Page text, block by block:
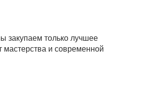
закупаем только лучшее
мастерства и современной